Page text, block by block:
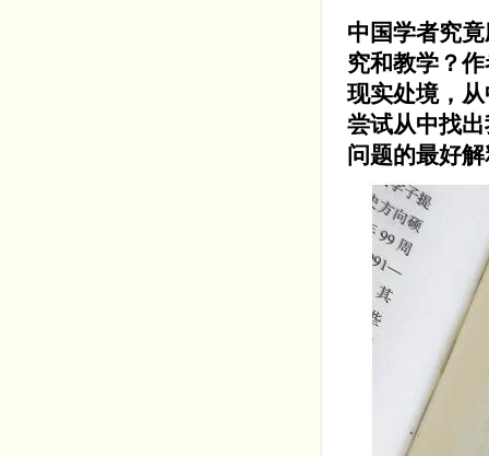
中国学者究
究和教学？
现实处境，
尝试从中找
问题的最好